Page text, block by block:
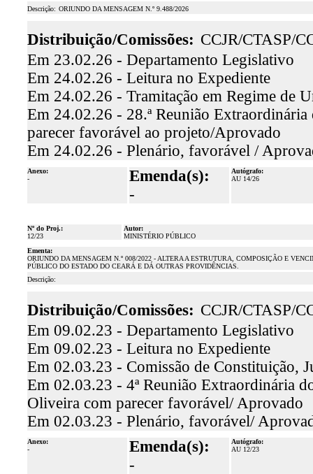
Descrição: ORIUNDO DA MENSAGEM N.º 9.488/2026
Distribuição/Comissões: CCJR/CTASP/
Em 23.02.26 - Departamento Legislativo
Em 24.02.26 - Leitura no Expediente
Em 24.02.26 - Tramitação em Regime de
Em 24.02.26 - 28.ª Reunião
parecer favorável ao projeto/Aprovado
Em 24.02.26 - Plenário, favorável /
Anexo:
-
Emenda(s):
-
Autógrafo:
AU 14/26
Nº do Proj.:
12/23
Autor:
MINISTÉRIO PÚBLICO
Ementa:
ORIUNDO DA MENSAGEM N.º 008/2022 - ALTERA A ESTRUTURA, COMPOSIÇÃO E
PÚBLICO DO ESTADO DO CEARÁ E DÁ OUTRAS PROVIDÊNCIAS.
Descrição:
Distribuição/Comissões: CCJR/CTASP/
Em 09.02.23 - Departamento Legislativo
Em 09.02.23 - Leitura no Expediente
Em 02.03.23 - Comissão de Constituição,
Em 02.03.23 - 4ª Reunião Extraordinária
Oliveira com parecer favorável/ Aprovado
Em 02.03.23 - Plenário, favorável/
Anexo:
-
Emenda(s):
-
Autógrafo:
AU 12/23